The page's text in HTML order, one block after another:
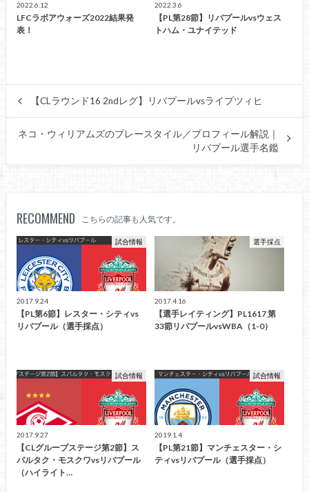
2022.6.12
LFCラボアウォーズ2022結果発
表！
2022.3.6
【PL第28節】リバプールvsウェス
トハム・ユナイテッド
【CLラウンド16 2ndレグ】リバプールvsライプツィヒ
ネコ・ウィリアムズのプレースタイル／プロフィール解説｜
リバプール選手名鑑
RECOMMEND こちらの記事も人気です。
試合情報
2017.9.24
【PL第6節】レスター・シティvs
リバプール（選手採点）
選手採点
2017.4.16
【選手レイティング】PL1617 第
33節リバプールvsWBA（1-0）
試合情報
2017.9.27
【CLグループステージ第2節】ス
パルタク・モスクワvsリバプール
（ハイライト…
試合情報
2019.1.4
【PL第21節】マンチェスター・シ
ティvsリバプール（選手採点）